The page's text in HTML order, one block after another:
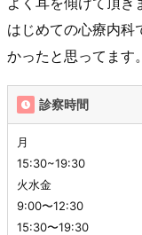
はじめての心療内科
かったと思ってます。
診察時間
月
15:30~19:30
火水金
9:00〜12:30
15:30〜19:30